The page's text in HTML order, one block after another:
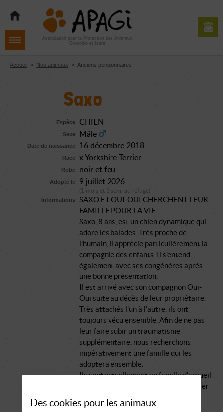
navigation
contenu
Aller
pied
de
Association pour la Protection des Animaux
Grenoble et Isère
Accueil » Nos animaux » Anciens pensionnaires
Saxo
Espèce CHIEN
Sexe Mâle
Date de naissance 16 décembre 2018
Race x Yorkshire Terrier
Robe noir et feu
Adopté le 9 juillet 2026
(1 mois et 3 sem. au refuge)
Informations
SAXO ET OUI-OUI CHERCHENT LEUR
FAMILLE POUR LA VIE
Saxo, 8 ans, est un chien dynamique qui
adore les balades. Très proche de
l'humain, il apprécie particulièrement la
compagnie des enfants. Il s'entend
également avec ses congénères après
une bonne présentation.
Il est arrivé avec son compagnon Oui-
Oui suite au décès de leur propriétaire.
Très attachés l'un à l'autre, ils ont
toujours vécu ensemble. Afin de ne pas
leur faire subir un traumatisme
supplémentaire, nous recherchons
impérativement une famille qui les
adoptera ensemble.
Ils sont actuellement en famille d'accueil
où ils attendent patiemment leur panier
retraite !
Des cookies pour les animaux